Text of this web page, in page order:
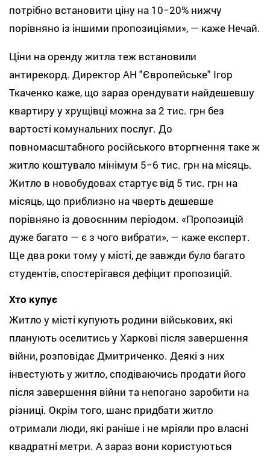
потрібно встановити ціну на 10−20% нижчу
порівняно із іншими пропозиціями», — каже Нечай.
Ціни на оренду житла теж встановили
антирекорд. Директор АН "Європейське" Ігор
Ткаченко каже, що зараз орендувати найдешевшу
квартиру у хрущівці можна за 2 тис. грн без
вартості комунальних послуг. До
повномасштабного російського вторгнення таке ж
житло коштувало мінімум 5−6 тис. грн на місяць.
Житло в новобудовах стартує від 5 тис. грн на
місяць, що приблизно на чверть дешевше
порівняно із довоєнним періодом. «Пропозицій
дуже багато — є з чого вибрати», — каже експерт.
Ще два роки тому у місті, де завжди було багато
студентів, спостерігався дефіцит пропозицій.
Хто купує
Житло у місті купують родини військових, які
планують оселитись у Харкові після завершення
війни, розповідає Дмитриченко. Деякі з них
інвестують у житло, сподіваючись продати його
після завершення війни та непогано заробити на
різниці. Окрім того, шанс придбати житло
отримали люди, які раніше і не мріяли про власні
квадратні метри. А зараз вони користуються